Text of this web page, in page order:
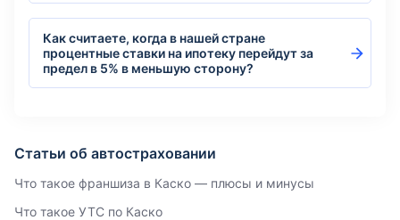
Как считаете, когда в нашей стране
процентные ставки на ипотеку перейдут за
предел в 5% в меньшую сторону?
Статьи об автостраховании
Что такое франшиза в Каско — плюсы и минусы
Что такое УТС по Каско